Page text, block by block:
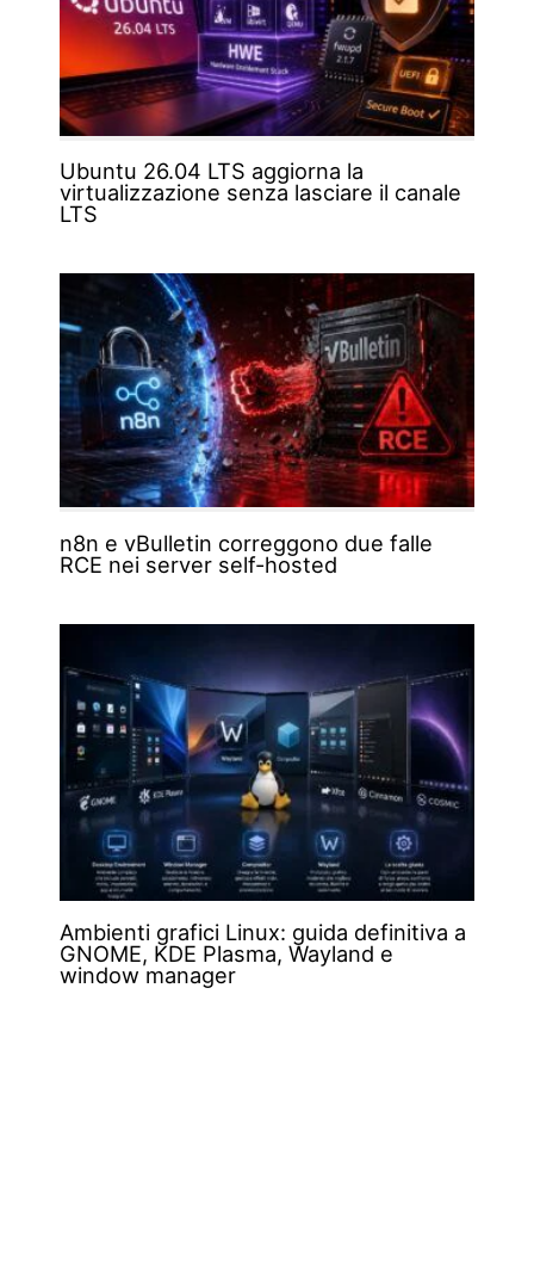
Ubuntu 26.04 LTS aggiorna la
virtualizzazione senza lasciare il canale
LTS
n8n e vBulletin correggono due falle
RCE nei server self-hosted
Ambienti grafici Linux: guida definitiva a
GNOME, KDE Plasma, Wayland e
window manager